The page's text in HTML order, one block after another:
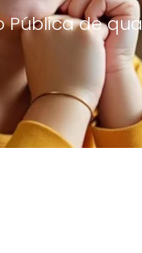
Pública de